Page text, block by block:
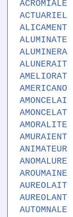
ACROMIALE
ACTUARIEL
ALICAMENT
ALUMINATE
ALUMINERA
ALUNERAIT
AMELIORAT
AMERICANO
AMONCELAI
AMONCELAT
AMORALITE
AMURAIENT
ANIMATEUR
ANOMALURE
AROUMAINE
AUREOLAIT
AUREOLANT
AUTOMNALE